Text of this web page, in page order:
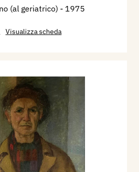
(al geriatrico) - 1975
Visualizza scheda